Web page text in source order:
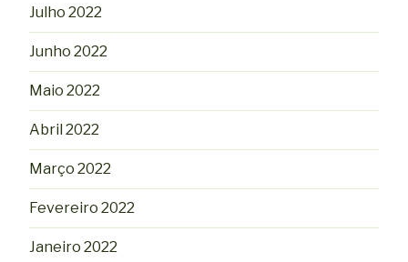
Julho 2022
Junho 2022
Maio 2022
Abril 2022
Março 2022
Fevereiro 2022
Janeiro 2022